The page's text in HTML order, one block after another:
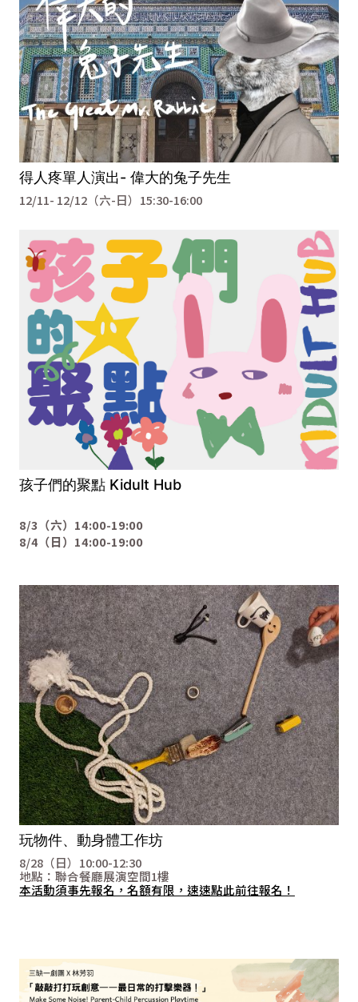
得人疼單人演出- 偉大的兔子先生
12/11- 12/12（六-日）15:30-16:00
孩子們的聚點 Kidult Hub
8/3（六）14:00-19:00
8/4（日）14:00-19:00
玩物件、動身體工作坊
8/28（日）10:00-12:30
地點：聯合餐廳展演空間1樓
本活動須事先報名，名額有限，速速點此前往報名！